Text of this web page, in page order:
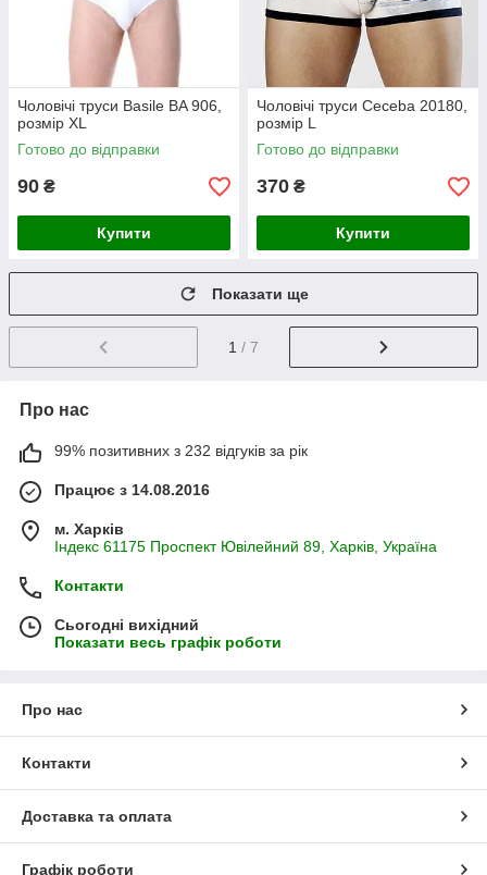
Чоловічі труси Basile BA 906,
розмір XL
Готово до відправки
90 ₴
Купити
Чоловічі труси Ceceba 20180,
розмір L
Готово до відправки
370 ₴
Купити
Показати ще
1 / 7
Про нас
99% позитивних з 232 відгуків за рік
Працює з 14.08.2016
м. Харків
Індекс 61175 Проспект Ювілейний 89, Харків, Україна
Контакти
Сьогодні вихідний
Показати весь графік роботи
Про нас
Контакти
Доставка та оплата
Графік роботи